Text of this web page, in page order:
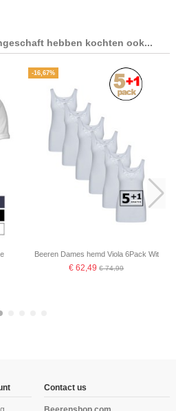
hebben kochten ook...
-16,67%
Beeren Dames hemd Viola 6Pack Wit
€ 62,49€ 74,99
Contact us